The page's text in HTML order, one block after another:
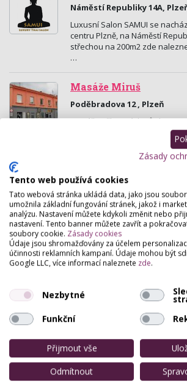
Náměstí Republiky 14A,
Luxusní Salon SAMUI se
centru Plzně, na Náměstí
střechou na 200m2 zde
…
Masáže Miruš
Poděbradova 12 , Plzeň
Masáže příjemných vůní.
Regenerační studio
MASÉRSKÉ A REGENERAČNÍ
Kosmetické centrum
Rooseveltova 4, Plzeň
Jsme kosmetické a
domácí atmosférou. Naší
maximální…
Vasana Thai Massages
Sady 5.května 46 , Plzeň
Nechte na sebe působit
kvalifikovaných thajských
thajské masáže. Thajská
Zásady
Tento web používá cookies
Tato webová stránka ukládá data, jako jsou
umožnila základní fungování stránek, jakož i
analýzu. Nastavení můžete kdykoli změnit nebo
nastavení. Tento banner můžete zavřít a
soubory cookie. Zásady cookies
Údaje jsou shromažďovány za účelem
účinnosti reklamních kampaní. Údaje mohou být
Google LLC, více informací naleznete zde.
Nezbytné
Funkční
Přijmout vše
Odmítnout